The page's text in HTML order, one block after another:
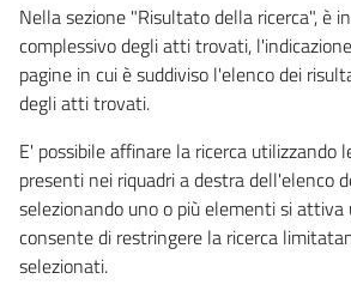
Nella sezione "Risultato della ricerca", è
complessivo degli atti trovati,
pagine in cui è suddiviso l'elenco dei
degli atti trovati.
E' possibile affinare la ricerca utilizzando
presenti nei riquadri a destra dell'elenco
selezionando uno o più elementi si
consente di restringere la ricerca
selezionati.